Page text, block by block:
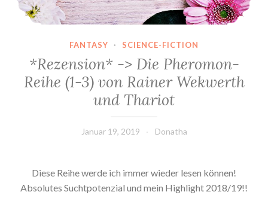
FANTASY · SCIENCE-FICTION
*Rezension* -> Die Pheromon-
Reihe (1-3) von Rainer Wekwerth
und Thariot
Januar 19, 2019 Donatha
Diese Reihe werde ich immer wieder lesen können!
Absolutes Suchtpotenzial und mein Highlight 2018/19!!